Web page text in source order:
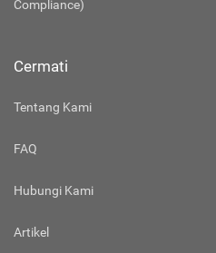
Compliance)
Cermati
Tentang Kami
FAQ
Hubungi Kami
Artikel